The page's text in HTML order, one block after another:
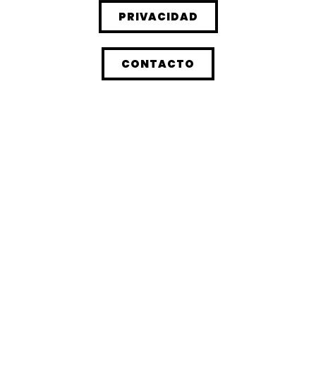
CONTACTO
PRIVACIDAD